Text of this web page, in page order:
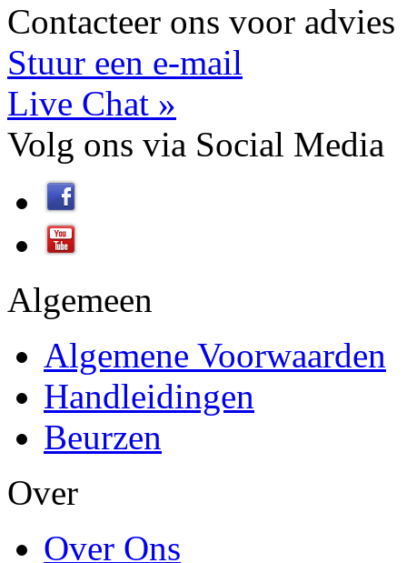
Contacteer ons voor advies
Stuur een e-mail
Live Chat »
Volg ons via Social Media
Algemeen
Algemene Voorwaarden
Handleidingen
Beurzen
Over
Over Ons